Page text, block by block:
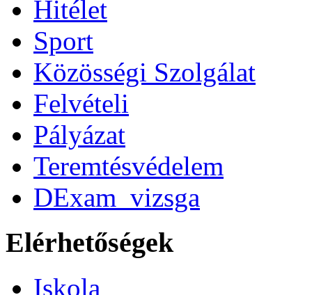
Hitélet
Sport
Közösségi Szolgálat
Felvételi
Pályázat
Teremtésvédelem
DExam_vizsga
Elérhetőségek
Iskola